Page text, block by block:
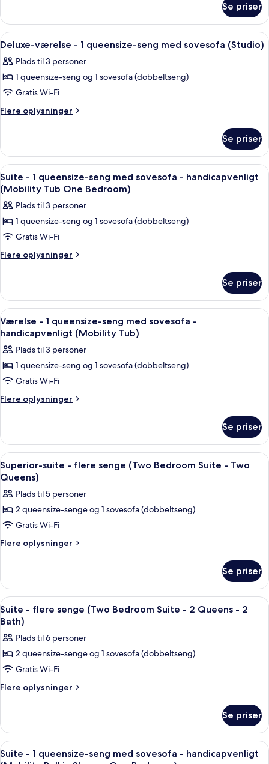
(One
Bedroom)
-
flere
senge
Bedroom)
Se priser
Indlæs
alle
billeder
af
Deluxe-
værelse
queensize-
seng
med
sovesofa
(Studio)
Et hotelværelse med seng,
6
Deluxe-værelse - 1 queensize-seng med sovesofa (Studio)
Plads til 3 personer
1 queensize-seng og 1 sovesofa (dobbeltseng)
Gratis Wi-Fi
Flere oplysninger
Flere
værelse
1
queensize-
seng
med
sovesofa
(Studio)
Se priser
Indlæs
alle
billeder
af
Suite
-
1
med
sovesofa
-
handicapvenligt
(Mobility
Tub
One
Et hotelværelse med en stor seng,
5
Suite - 1 queensize-seng med sovesofa - handicapvenligt
(Mobility Tub One Bedroom)
Plads til 3 personer
1 queensize-seng og 1 sovesofa (dobbeltseng)
Gratis Wi-Fi
Flere oplysninger
Flere
-
queensize-
seng
sovesofa
-
handicapvenligt
(Mobility
Tub
One
Se priser
Indlæs
alle
billeder
af
Værelse
-
1
med
sovesofa
-
handicapvenligt
(Mobility
Tub)
Et hotelværelse med seng,
7
Værelse - 1 queensize-seng med sovesofa -
handicapvenligt (Mobility Tub)
Plads til 3 personer
1 queensize-seng og 1 sovesofa (dobbeltseng)
Gratis Wi-Fi
Flere oplysninger
Flere
-
queensize-
seng
sovesofa
-
handicapvenligt
(Mobility
Tub)
Se priser
Indlæs
alle
billeder
af
Superior-
suite
-
(Two
Bedroom
Suite
-
Two
Queens)
Et hotelværelse med sofa,
11
Superior-suite - flere senge (Two Bedroom Suite - Two
Queens)
Plads til 5 personer
2 queensize-senge og 1 sovesofa (dobbeltseng)
Gratis Wi-Fi
Flere oplysninger
Flere
suite
flere
senge
Bedroom
Suite
Two
Queens)
Se priser
Indlæs
alle
billeder
af
Suite
-
flere
Bedroom
Suite
-
Et hotelværelse med en stor seng,
11
Suite - flere senge (Two Bedroom Suite - 2 Queens - 2
Bath)
Plads til 6 personer
2 queensize-senge og 1 sovesofa (dobbeltseng)
Gratis Wi-Fi
Flere oplysninger
Flere
-
flere
senge
Se priser
Indlæs
alle
Et hotelværelse med en stor seng,
7
Suite - 1 queensize-seng med sovesofa - handicapvenligt